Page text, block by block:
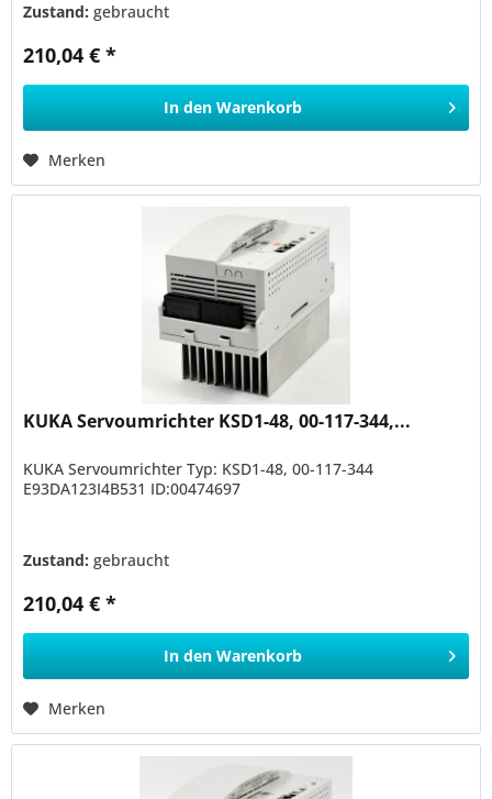
Zustand:gebraucht
210,04 € *
In den Warenkorb
Merken
KUKA Servoumrichter KSD1-48, 00-117-344,...
KUKA Servoumrichter Typ: KSD1-48, 00-117-344
E93DA123I4B531 ID:00474697
Zustand:gebraucht
210,04 € *
In den Warenkorb
Merken